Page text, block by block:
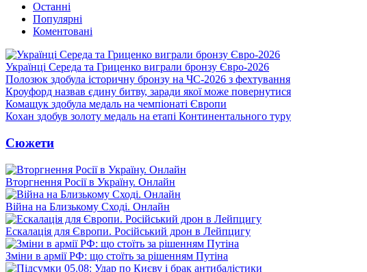
Останні
Популярні
Коментовані
Українці Середа та Гриценко виграли бронзу Євро-2026
Полозюк здобула історичну бронзу на ЧС-2026 з фехтування
Кроуфорд назвав єдину битву, заради якої може повернутися
Комащук здобула медаль на чемпіонаті Європи
Кохан здобув золоту медаль на етапі Континентального туру
Сюжети
Вторгнення Росії в Україну. Онлайн
Війна на Близькому Сході. Онлайн
Ескалація для Європи. Російський дрон в Лейпцигу
Зміни в армії РФ: що стоїть за рішенням Путіна